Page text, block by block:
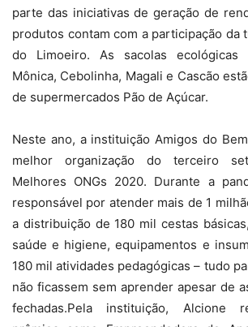
parte das iniciativas de geração de
produtos contam com a participação da
do Limoeiro. As sacolas ecológicas
Mônica, Cebolinha, Magali e Cascão
de supermercados Pão de Açúcar.
Neste ano, a instituição Amigos do
melhor organização do terceiro
Melhores ONGs 2020. Durante a
responsável por atender mais de 1
a distribuição de 180 mil cestas
saúde e higiene, equipamentos e
180 mil atividades pedagógicas – tudo
não ficassem sem aprender apesar de
fechadas.Pela instituição, Alcione